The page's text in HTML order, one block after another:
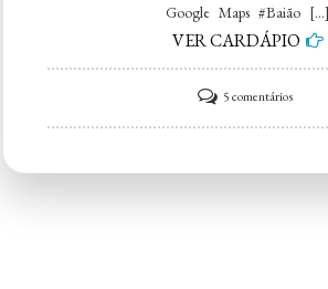
Google Maps #Baião […]
VER CARDÁPIO
5 comentáriosem
Baião